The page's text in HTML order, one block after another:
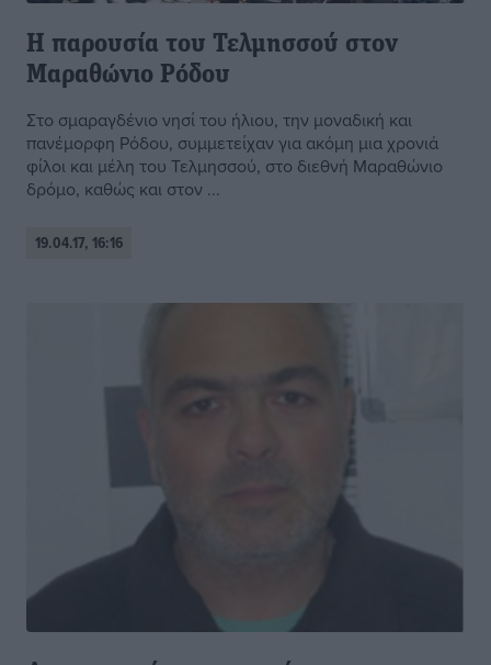
Η παρουσία του Τελμησσού στον
Μαραθώνιο Ρόδου
Στο σμαραγδένιο νησί του ήλιου, την μοναδική και
πανέμορφη Ρόδου, συμμετείχαν για ακόμη μια χρονιά
φίλοι και μέλη του Τελμησσού, στο διεθνή Μαραθώνιο
δρόμο, καθώς και στον ...
19.04.17, 16:16